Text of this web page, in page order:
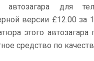
автозагара для
версии £12.00 за
этого автозагара
средство по